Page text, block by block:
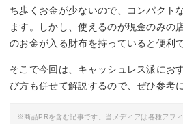
ち歩くお金が少ないので、コンパクト
ます。しかし、使えるのが現金のみの
のお金が入る財布を持っていると便利で
そこで今回は、キャッシュレス派にお
び方も併せて解説するので、ぜひ参考
※商品PRを含む記事です。当メディアは各種アフ